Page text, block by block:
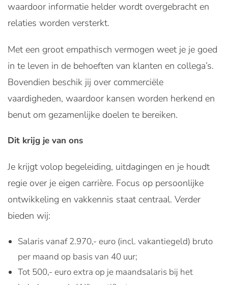
waardoor informatie helder wordt overgebracht en
relaties worden versterkt.
Met een groot empathisch vermogen weet je je goed
in te leven in de behoeften van klanten en collega’s.
Bovendien beschik jij over commerciële
vaardigheden, waardoor kansen worden herkend en
benut om gezamenlijke doelen te bereiken.
Dit krijg je van ons
Je krijgt volop begeleiding, uitdagingen en je houdt
regie over je eigen carrière. Focus op persoonlijke
ontwikkeling en vakkennis staat centraal. Verder
bieden wij:
Salaris vanaf 2.970,- euro (incl. vakantiegeld) bruto
per maand op basis van 40 uur;
Tot 500,- euro extra op je maandsalaris bij het